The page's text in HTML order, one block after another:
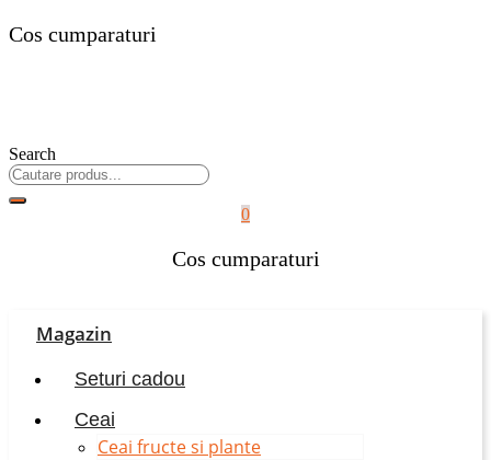
Cos cumparaturi
Search
0
Cos cumparaturi
Magazin
Seturi cadou
Ceai
Ceai fructe si plante